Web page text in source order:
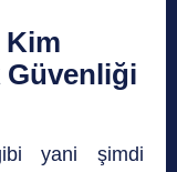
Kim
Güvenliği
yani şimdi